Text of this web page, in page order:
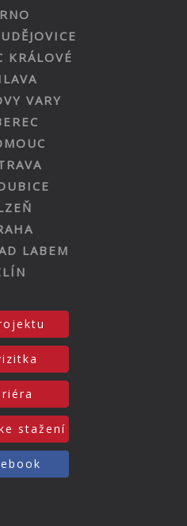
KRÁLOVÉ
VARY
LABEM
stažení